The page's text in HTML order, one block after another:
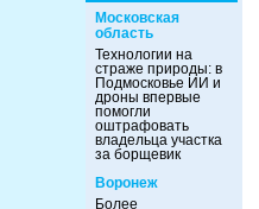
Московская
область
Технологии на
страже природы: в
Подмосковье ИИ и
дроны впервые
помогли
оштрафовать
владельца участка
за борщевик
Воронеж
Более